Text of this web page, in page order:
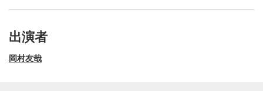
出演者
岡村友哉